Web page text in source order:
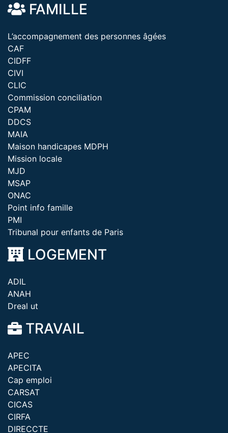
FAMILLE
L’accompagnement des personnes âgées
CAF
CIDFF
CIVI
CLIC
Commission conciliation
CPAM
DDCS
MAIA
Maison handicapes MDPH
Mission locale
MJD
MSAP
ONAC
Point info famille
PMI
Tribunal pour enfants de Paris
LOGEMENT
ADIL
ANAH
Dreal ut
TRAVAIL
APEC
APECITA
Cap emploi
CARSAT
CICAS
CIRFA
DIRECCTE